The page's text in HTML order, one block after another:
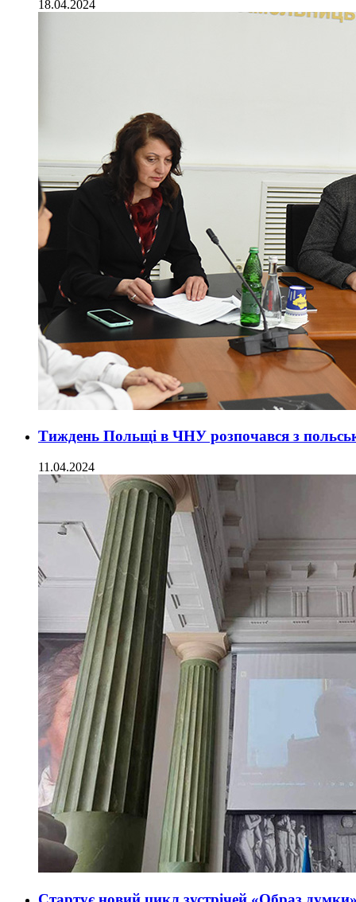
18.04.2024
Тиждень Польщі в ЧНУ розпочався з
11.04.2024